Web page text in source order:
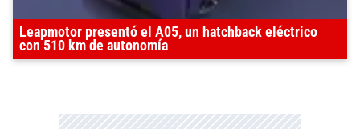
Leapmotor presentó el A05, un hatchback eléctrico
con 510 km de autonomía